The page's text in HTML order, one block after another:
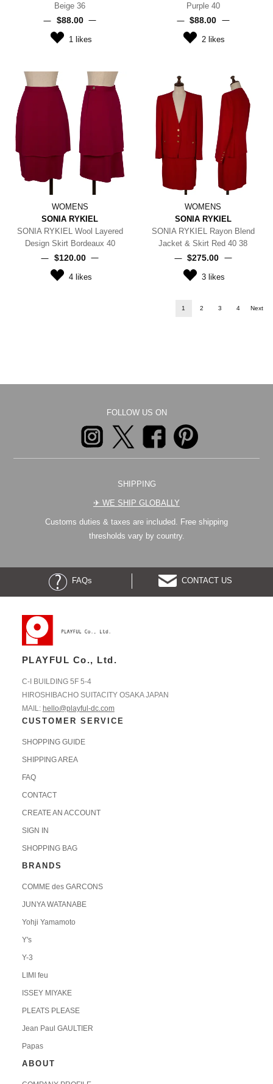
Beige 36
$‌88.00
1 likes
Purple 40
$‌88.00
2 likes
WOMENS
SONIA RYKIEL
SONIA RYKIEL Wool Layered
Design Skirt Bordeaux 40
$‌120.00
4likes
WOMENS
SONIA RYKIEL
SONIA RYKIEL Rayon Blend
Jacket & Skirt Red 40 38
$‌275.00
3 likes
1 2 3 4 Next
FOLLOW US ON
SHIPPING
✈︎ WE SHIP GLOBALLY
Customs duties & taxes are included. Free shipping
thresholds vary by country.
FAQs CONTACT US
PLAYFUL Co., Ltd.
C-I BUILDING 5F 5-4
HIROSHIBACHO SUITACITY OSAKA JAPAN
MAIL: hello@playful-dc.com
CUSTOMER SERVICE
SHOPPING GUIDE
SHIPPING AREA
FAQ
CONTACT
CREATE AN ACCOUNT
SIGN IN
SHOPPING BAG
BRANDS
COMME des GARCONS
JUNYA WATANABE
Yohji Yamamoto
Y's
Y-3
LIMI feu
ISSEY MIYAKE
PLEATS PLEASE
Jean Paul GAULTIER
Papas
ABOUT